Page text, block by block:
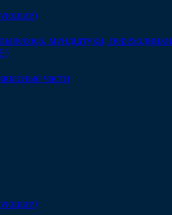
мундштуки, переходники
части